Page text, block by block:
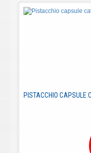
PISTACCHIO CAPSULE